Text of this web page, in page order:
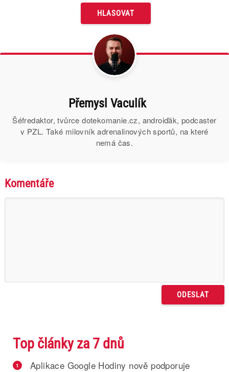
Přemysl Vaculík
Šéfredaktor, tvůrce dotekomanie.cz, androiďák, podcaster
v PZL. Také milovník adrenalinových sportů, na které
nemá čas.
Komentáře
Top články za 7 dnů
1
Aplikace Google Hodiny nově podporuje